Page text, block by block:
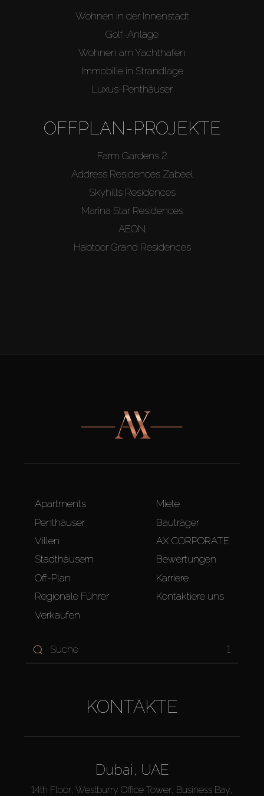
Wohnen in der Innenstadt
Golf-Anlage
Wohnen am Yachthafen
Immobilie in Strandlage
Luxus-Penthäuser
OFFPLAN-PROJEKTE
Farm Gardens 2
Address Residences Zabeel
Skyhills Residences
Marina Star Residences
AEON
Habtoor Grand Residences
Apartments
Penthäuser
Villen
Stadthäusern
Off-Plan
Regionale Führer
Verkaufen
Miete
Bauträger
AX CORPORATE
Bewertungen
Karriere
Kontaktiere uns
1
KONTAKTE
Dubai, UAE
14th Floor, Westburry Office Tower, Business Bay,